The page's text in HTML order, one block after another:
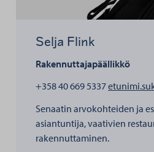
Selja Flink
Rakennuttajapäällikkö
+358 40 669 5337
Senaatin arvokohteiden ja
asiantuntija, vaativien
rakennuttaminen.